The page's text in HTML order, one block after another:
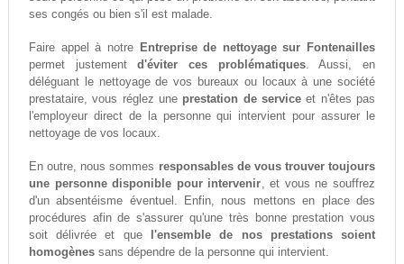
ses congés ou bien s'il est malade.
Faire appel à notre Entreprise de nettoyage sur Fontenailles
permet justementd'éviter ces problématiques. Aussi, en
déléguant le nettoyage de vos bureaux ou locaux à une société
prestataire, vous réglez une prestation de service et n'êtes pas
l'employeur direct de la personne qui intervient pour assurer le
nettoyage de vos locaux.
En outre, nous sommes responsables de vous trouver toujours
une personne disponible pour intervenir, et vous ne souffrez
d'un absentéisme éventuel. Enfin, nous mettons en place des
procédures afin de s'assurer qu'une très bonne prestation vous
soit délivrée et que
l'ensemble de nos prestations soient
homogènessans dépendre de la personne qui intervient.